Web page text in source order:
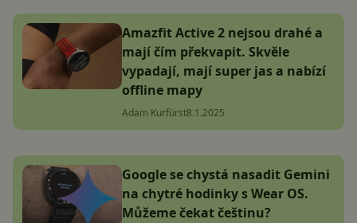
Amazfit Active 2 nejsou drahé a
mají čím překvapit. Skvěle
vypadají, mají super jas a nabízí
offline mapy
Adam Kurfürst8.1.2025
Google se chystá nasadit Gemini
na chytré hodinky s Wear OS.
Můžeme čekat češtinu?